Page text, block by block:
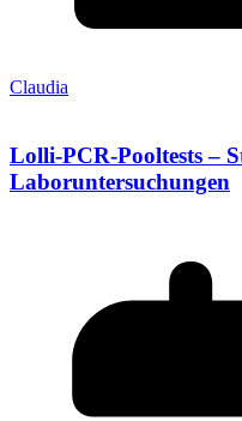
Claudia
Lolli-PCR-Pooltests –
Laboruntersuchungen